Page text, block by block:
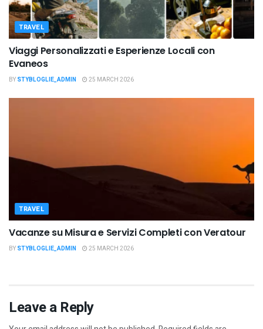
TRAVEL
Viaggi Personalizzati e Esperienze Locali con
Evaneos
BY STYBLOGLIE_ADMIN 25 MARCH 2026
TRAVEL
Vacanze su Misura e Servizi Completi con Veratour
BY STYBLOGLIE_ADMIN 25 MARCH 2026
Leave a Reply